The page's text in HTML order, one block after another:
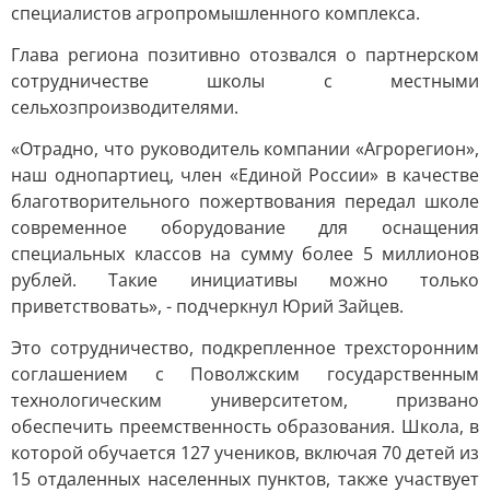
специалистов агропромышленного комплекса.
Глава региона позитивно отозвался о партнерском
сотрудничестве школы с местными
сельхозпроизводителями.
«Отрадно, что руководитель компании «Агрорегион»,
наш однопартиец, член «Единой России» в качестве
благотворительного пожертвования передал школе
современное оборудование для оснащения
специальных классов на сумму более 5 миллионов
рублей. Такие инициативы можно только
приветствовать», - подчеркнул Юрий Зайцев.
Это сотрудничество, подкрепленное трехсторонним
соглашением с Поволжским государственным
технологическим университетом, призвано
обеспечить преемственность образования. Школа, в
которой обучается 127 учеников, включая 70 детей из
15 отдаленных населенных пунктов, также участвует